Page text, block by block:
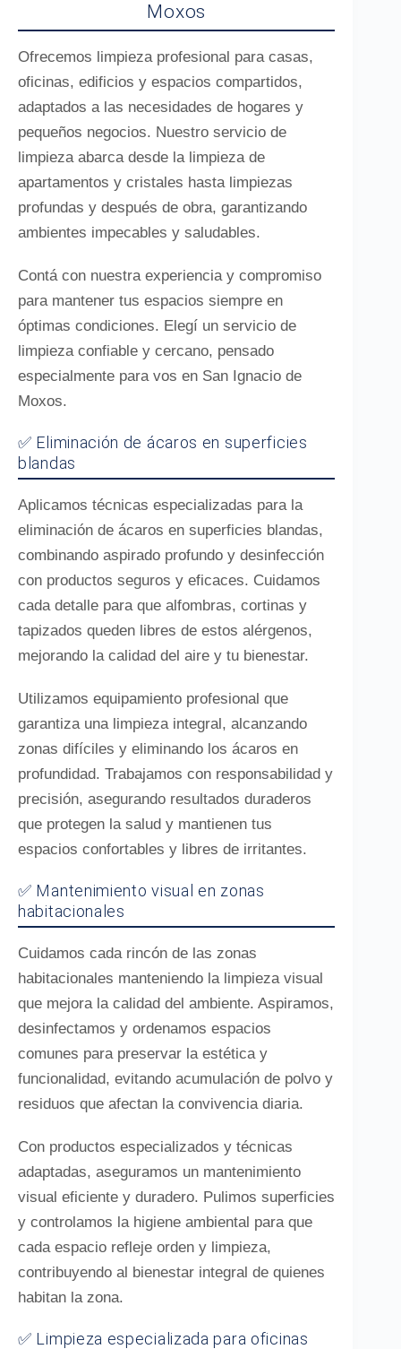
Moxos
Ofrecemos limpieza profesional para casas,
oficinas, edificios y espacios compartidos,
adaptados a las necesidades de hogares y
pequeños negocios. Nuestro servicio de
limpieza abarca desde la limpieza de
apartamentos y cristales hasta limpiezas
profundas y después de obra, garantizando
ambientes impecables y saludables.
Contá con nuestra experiencia y compromiso
para mantener tus espacios siempre en
óptimas condiciones. Elegí un servicio de
limpieza confiable y cercano, pensado
especialmente para vos en San Ignacio de
Moxos.
✅ Eliminación de ácaros en superficies
blandas
Aplicamos técnicas especializadas para la
eliminación de ácaros en superficies blandas,
combinando aspirado profundo y desinfección
con productos seguros y eficaces. Cuidamos
cada detalle para que alfombras, cortinas y
tapizados queden libres de estos alérgenos,
mejorando la calidad del aire y tu bienestar.
Utilizamos equipamiento profesional que
garantiza una limpieza integral, alcanzando
zonas difíciles y eliminando los ácaros en
profundidad. Trabajamos con responsabilidad y
precisión, asegurando resultados duraderos
que protegen la salud y mantienen tus
espacios confortables y libres de irritantes.
✅ Mantenimiento visual en zonas
habitacionales
Cuidamos cada rincón de las zonas
habitacionales manteniendo la limpieza visual
que mejora la calidad del ambiente. Aspiramos,
desinfectamos y ordenamos espacios
comunes para preservar la estética y
funcionalidad, evitando acumulación de polvo y
residuos que afectan la convivencia diaria.
Con productos especializados y técnicas
adaptadas, aseguramos un mantenimiento
visual eficiente y duradero. Pulimos superficies
y controlamos la higiene ambiental para que
cada espacio refleje orden y limpieza,
contribuyendo al bienestar integral de quienes
habitan la zona.
✅ Limpieza especializada para oficinas